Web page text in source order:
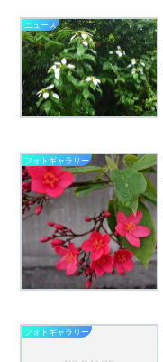
ニュース
フォトギャラリー
フォトギャラリー